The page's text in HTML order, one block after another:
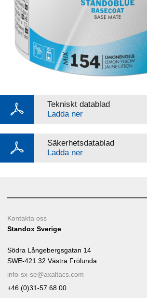
Tekniskt datablad
Ladda ner
Säkerhetsdatablad
Ladda ner
Kontakta oss
Standox Sverige
Södra Långebergsgatan 14
SWE-421 32 Västra Frölunda
info-sx-se@axaltacs.com
+46 (0)31-57 68 00